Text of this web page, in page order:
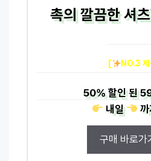
촉의 깔끔한 셔
[ NO.3
50%할인 된
내일
구매 바로가